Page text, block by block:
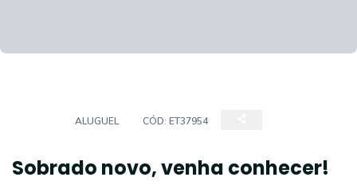
ALUGUEL CÓD: ET37954
Sobrado novo, venha conhecer!